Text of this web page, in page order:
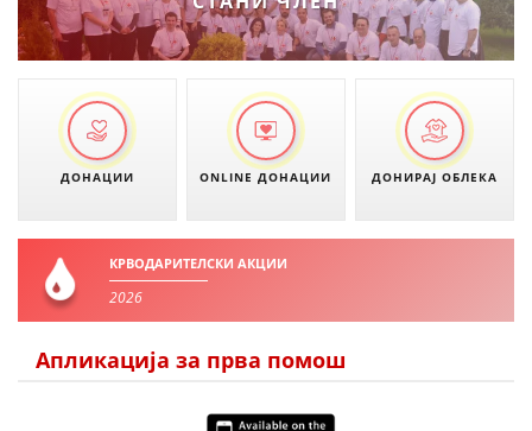
ДОНАЦИИ ONLINE ДОНАЦИИ ДОНИРАЈ ОБЛЕКА
КРВОДАРИТЕЛСКИ АКЦИИ
2026
Апликација за прва помош